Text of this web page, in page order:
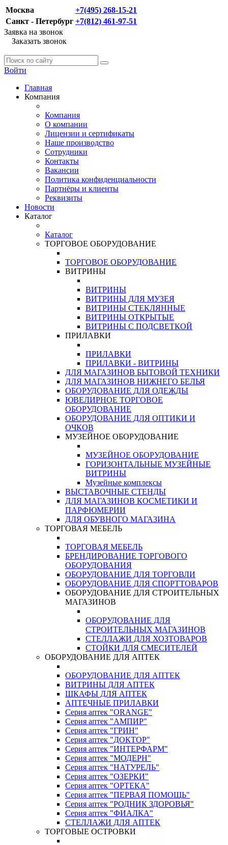
Москва
+7(495) 268-15-21
Санкт - Петербург +7(812) 461-97-51
Заявка на звонок
Заказать звонок
Войти
Главная
Компания
Компания
О компании
Лицензии и сертификаты
Наше производство
Сотрудники
Контакты
Вакансии
Политика конфиденциальности
Партнёры и клиенты
Реквизиты
Новости
Каталог
Каталог
ТОРГОВОЕ ОБОРУДОВАНИЕ
ТОРГОВОЕ ОБОРУДОВАНИЕ
ВИТРИНЫ
ВИТРИНЫ
ВИТРИНЫ ДЛЯ МУЗЕЯ
ВИТРИНЫ СТЕКЛЯННЫЕ
ВИТРИНЫ ОТКРЫТЫЕ
ВИТРИНЫ С ПОДСВЕТКОЙ
ПРИЛАВКИ
ПРИЛАВКИ
ПРИЛАВКИ - ВИТРИНЫ
ДЛЯ МАГАЗИНОВ БЫТОВОЙ ТЕХНИКИ
ДЛЯ МАГАЗИНОВ НИЖНЕГО БЕЛЬЯ
ОБОРУДОВАНИЕ ДЛЯ ОДЕЖДЫ
ЮВЕЛИРНОЕ ТОРГОВОЕ
ОБОРУДОВАНИЕ
ОБОРУДОВАНИЕ ДЛЯ ОПТИКИ И
ОЧКОВ
МУЗЕЙНОЕ ОБОРУДОВАНИЕ
МУЗЕЙНОЕ ОБОРУДОВАНИЕ
ГОРИЗОНТАЛЬНЫЕ МУЗЕЙНЫЕ
ВИТРИНЫ
Музейные комплексы
ВЫСТАВОЧНЫЕ СТЕНДЫ
ДЛЯ МАГАЗИНОВ КОСМЕТИКИ И
ПАРФЮМЕРИИ
ДЛЯ ОБУВНОГО МАГАЗИНА
ТОРГОВАЯ МЕБЕЛЬ
ТОРГОВАЯ МЕБЕЛЬ
БРЕНДИРОВАНИЕ ТОРГОВОГО
ОБОРУДОВАНИЯ
ОБОРУДОВАНИЕ ДЛЯ ТОРГОВЛИ
ОБОРУДОВАНИЕ ДЛЯ СПОРТТОВАРОВ
ОБОРУДОВАНИЕ ДЛЯ СТРОИТЕЛЬНЫХ
МАГАЗИНОВ
ОБОРУДОВАНИЕ ДЛЯ
СТРОИТЕЛЬНЫХ МАГАЗИНОВ
СТЕЛЛАЖИ ДЛЯ ХОЗТОВАРОВ
СТОЙКИ ДЛЯ СМЕСИТЕЛЕЙ
ОБОРУДОВАНИЕ ДЛЯ АПТЕК
ОБОРУДОВАНИЕ ДЛЯ АПТЕК
ВИТРИНЫ ДЛЯ АПТЕК
ШКАФЫ ДЛЯ АПТЕК
АПТЕЧНЫЕ ПРИЛАВКИ
Серия аптек "ORANGE"
Серия аптек "АМПИР"
Серия аптек "ГРИН"
Серия аптек "ДОКТОР"
Серия аптек "ИНТЕРФАРМ"
Серия аптек "МОДЕРН"
Серия аптек "НАТУРЕЛЬ"
Серия аптек "ОЗЕРКИ"
Серия аптек "ОРТЕКА"
Серия аптек "ПЕРВАЯ ПОМОЩЬ"
Серия аптек "РОДНИК ЗДОРОВЬЯ"
Серия аптек "ФИАЛКА"
СТЕЛЛАЖИ ДЛЯ АПТЕК
ТОРГОВЫЕ ОСТРОВКИ